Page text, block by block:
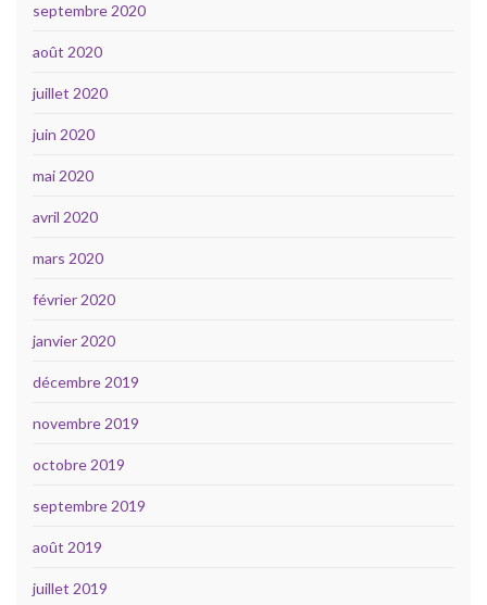
septembre 2020
août 2020
juillet 2020
juin 2020
mai 2020
avril 2020
mars 2020
février 2020
janvier 2020
décembre 2019
novembre 2019
octobre 2019
septembre 2019
août 2019
juillet 2019